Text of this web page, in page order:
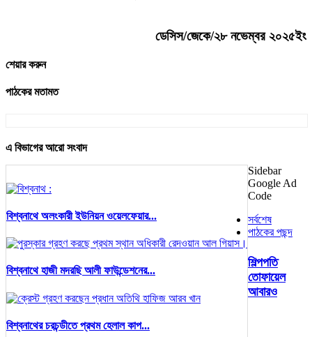
ডেসিস/জেকে/২৮ নভেম্বর ২০২৫ইং
শেয়ার করুন
পাঠকের মতামত
এ বিভাগের আরো সংবাদ
বিশ্বনাথে অলংকারী ইউনিয়ন ওয়েলফেয়ার...
বিশ্বনাথে হাজী মদরছি আলী ফাউন্ডেশনের...
বিশ্বনাথের চরচন্ডীতে প্রথম হেলাল কাপ...
Sidebar
Google Ad
Code
সর্বশেষ
পাঠকের পছন্দ
শিল্পপতি
তোফায়েল
আবারও